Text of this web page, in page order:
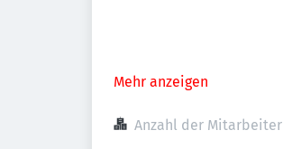
Mehr anzeigen
Anzahl der Mitarbeiter